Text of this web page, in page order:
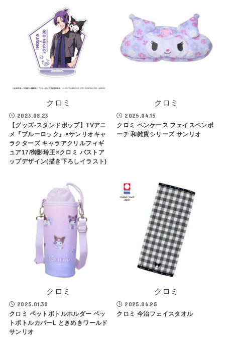
クロミ
2023.08.23
【グッズ-スタンドポップ】TVアニ
メ『ブルーロック』×サンリオキャ
ラクターズ キャラアクリルフィギ
ュア17/御影玲王×クロミ バストア
ップデザイン(描き下ろしイラスト)
クロミ
2025.04.15
クロミ ペンケース フェイスペンポ
ーチ 和雑貨シリーズ サンリオ
クロミ
2025.01.30
クロミ ペットボトルホルダー ペッ
トボトルカバーL ときめきワールド
サンリオ
クロミ
2025.06.25
クロミ 今治フェイスタオル